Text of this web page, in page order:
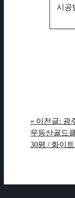
시공
« 이전글: 광
무등산골드
30평 / 화이